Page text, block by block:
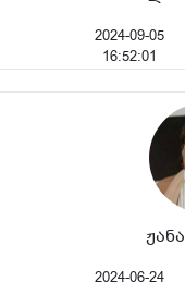
2024-09-05
16:52:01
2024-06-24